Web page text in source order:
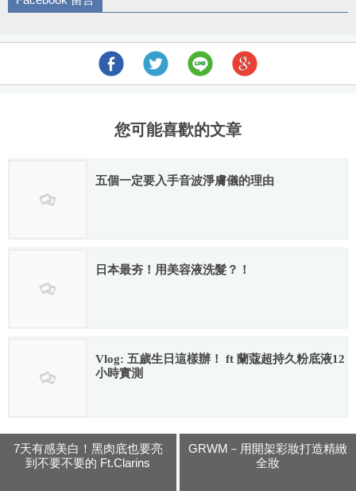
您可能喜歡的文章
五個一定要入手音波淨膚儀的理由
日本最夯！用美容液洗髮？！
Vlog: 五歲生日這樣辦！ ft 蘭蔻超持久粉底液12
小時實測
7天有感美白！黑肉底也要亮
到不要不要的 Ft.Clarins
GRWM－用開架彩妝打造精緻
全妝